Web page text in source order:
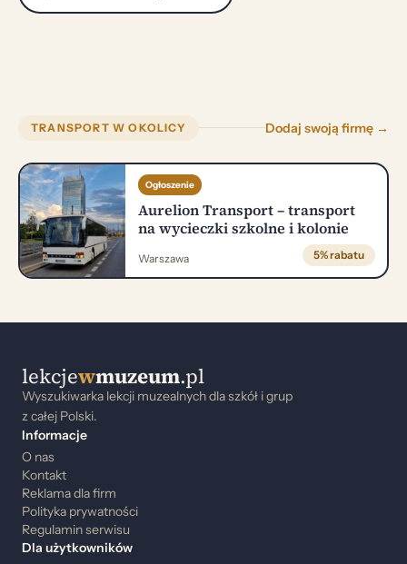
TRANSPORT W OKOLICY Dodaj swoją firmę →
Ogłoszenie
Aurelion Transport – transport
na wycieczki szkolne i kolonie
Warszawa 5% rabatu
lekcjewmuzeum.pl
Wyszukiwarka lekcji muzealnych dla szkół i grup
z całej Polski.
Informacje
O nas
Kontakt
Reklama dla firm
Polityka prywatności
Regulamin serwisu
Dla użytkowników